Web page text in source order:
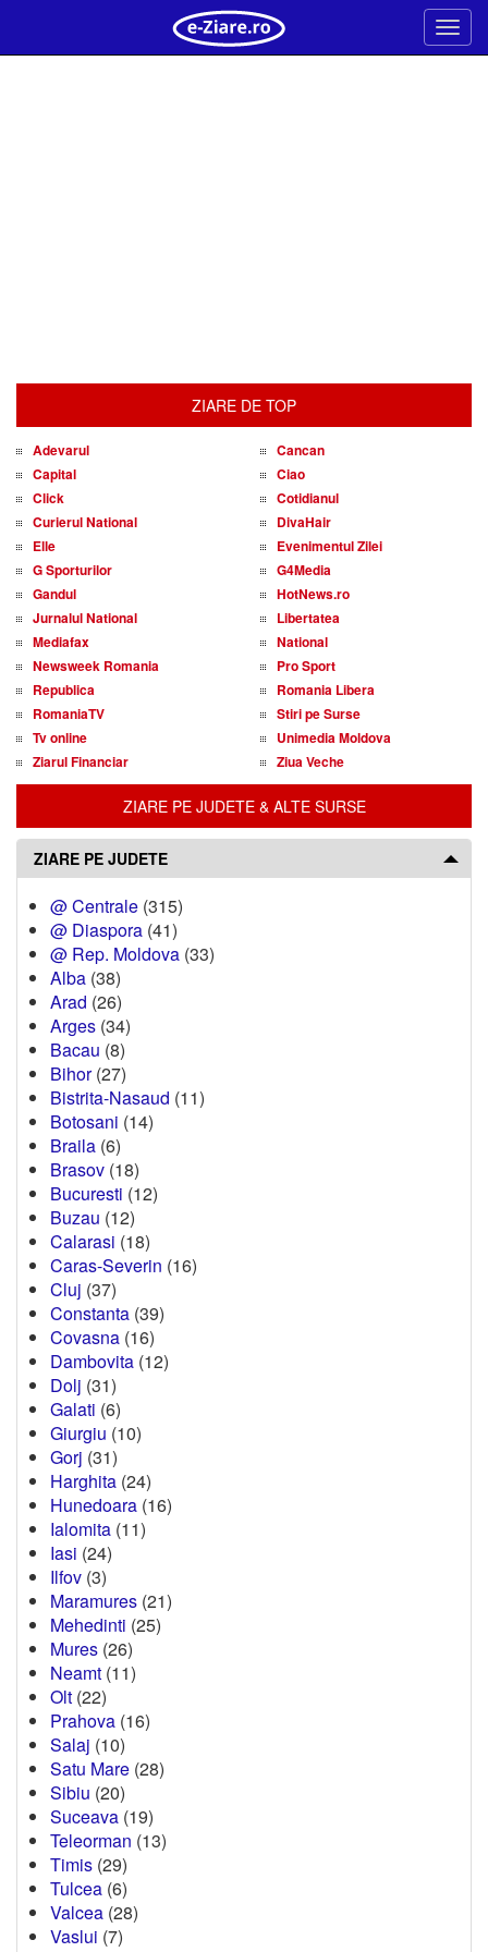
Meniu
ZIARE DE TOP
Adevarul
Cancan
Capital
Ciao
Click
Cotidianul
Curierul National
DivaHair
Elle
Evenimentul Zilei
G Sporturilor
G4Media
Gandul
HotNews.ro
Jurnalul National
Libertatea
Mediafax
National
Newsweek Romania
Pro Sport
Republica
Romania Libera
RomaniaTV
Stiri pe Surse
Tv online
Unimedia Moldova
Ziarul Financiar
Ziua Veche
ZIARE PE JUDETE & ALTE SURSE
ZIARE PE JUDETE
@ Centrale (315)
@ Diaspora (41)
@ Rep. Moldova (33)
Alba (38)
Arad (26)
Arges (34)
Bacau (8)
Bihor(27)
Bistrita-Nasaud (11)
Botosani (14)
Braila (6)
Brasov (18)
Bucuresti (12)
Buzau (12)
Calarasi (18)
Caras-Severin (16)
Cluj (37)
Constanta (39)
Covasna (16)
Dambovita (12)
Dolj (31)
Galati (6)
Giurgiu (10)
Gorj (31)
Harghita (24)
Hunedoara (16)
Ialomita (11)
Iasi (24)
Ilfov (3)
Maramures (21)
Mehedinti (25)
Mures (26)
Neamt (11)
Olt (22)
Prahova (16)
Salaj (10)
Satu Mare (28)
Sibiu (20)
Suceava (19)
Teleorman (13)
Timis (29)
Tulcea (6)
Valcea (28)
Vaslui (7)